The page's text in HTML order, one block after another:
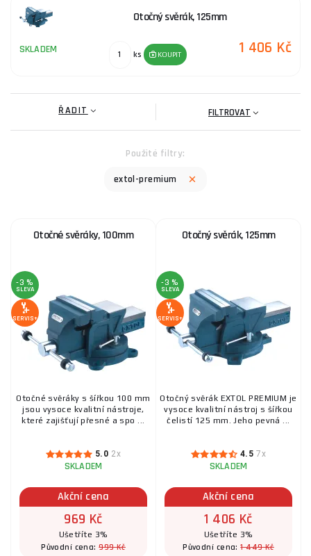
Otočný svěrák, 125mm
SKLADEM ks KOUPIT 1 406 Kč
ŘADIT FILTROVAT
Použité filtry:
extol-premium
Otočné svěráky, 100mm
-3 %
SLEVA
SERVIS+
Otočné svěráky s šířkou 100 mm
jsou vysoce kvalitní nástroje,
které zajišťují přesné a spo ...
5.0 2x
SKLADEM
Akční cena
969 Kč
Ušetříte 3%
Původní cena:999 Kč
Otočný svěrák, 125mm
-3 %
SLEVA
SERVIS+
Otočný svěrák EXTOL PREMIUM je
vysoce kvalitní nástroj s šířkou
čelistí 125 mm. Jeho pevná ...
4.5 7x
SKLADEM
Akční cena
1 406 Kč
Ušetříte 3%
Původní cena:1 449 Kč